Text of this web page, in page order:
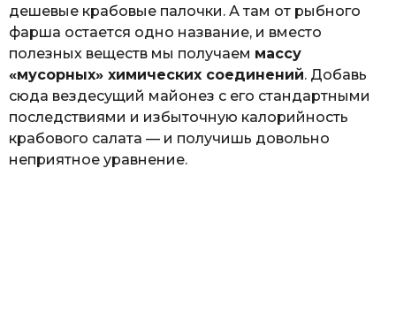
дешевые крабовые палочки. А там от рыбного
фарша остается одно название, и вместо
полезных веществ мы получаем массу
«мусорных» химических соединений. Добавь
сюда вездесущий майонез с его стандартными
последствиями и избыточную калорийность
крабового салата — и получишь довольно
неприятное уравнение.